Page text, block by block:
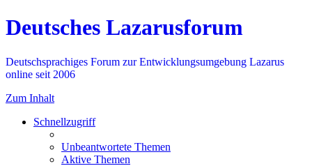
Deutsches Lazarusforum
Deutschsprachiges Forum zur Entwicklungsumgebung Lazarus
online seit 2006
Zum Inhalt
Schnellzugriff
Unbeantwortete Themen
Aktive Themen